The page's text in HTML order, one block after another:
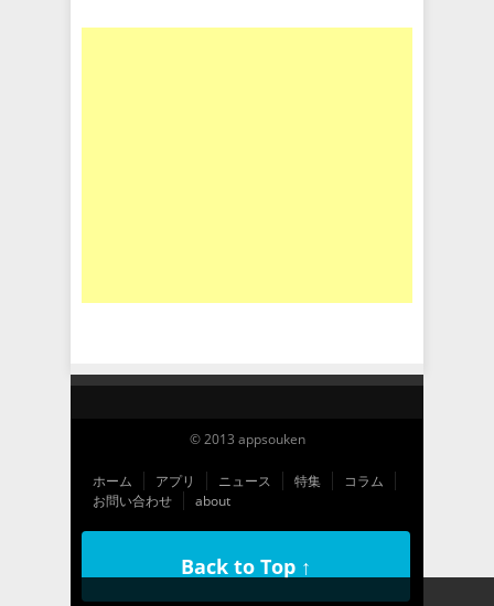
© 2013 appsouken
ホーム アプリ ニュース 特集
コラム
お問い合わせ
about
Back to Top ↑